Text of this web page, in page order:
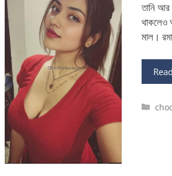
তানি আর
থাকলেও
মাল।